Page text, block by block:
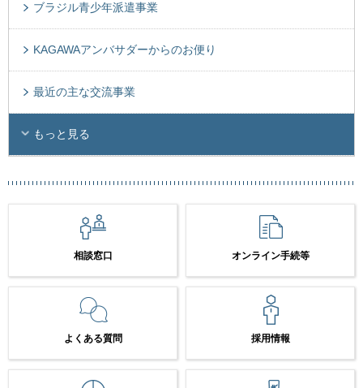
ブラジル青少年派遣事業
KAGAWAアンバサダーからのお便り
最近の主な交流事業
もっと見る
相談窓口 オンライン手続等
よくある質問 採用情報